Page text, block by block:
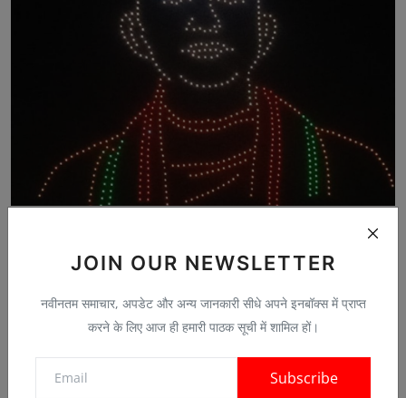
JOIN OUR NEWSLETTER
नवीनतम समाचार, अपडेट और अन्य जानकारी सीधे अपने इनबॉक्स में प्राप्त
करने के लिए आज ही हमारी पाठक सूची में शामिल हों।
Subscribe